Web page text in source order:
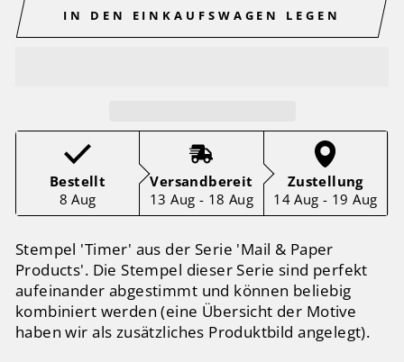
IN DEN EINKAUFSWAGEN LEGEN
Bestellt
8 Aug
Versandbereit
13 Aug - 18 Aug
Zustellung
14 Aug - 19 Aug
Stempel 'Timer' aus der Serie 'Mail & Paper
Products'. Die Stempel dieser Serie sind perfekt
aufeinander abgestimmt und können beliebig
kombiniert werden (eine Übersicht der Motive
haben wir als zusätzliches Produktbild angelegt).